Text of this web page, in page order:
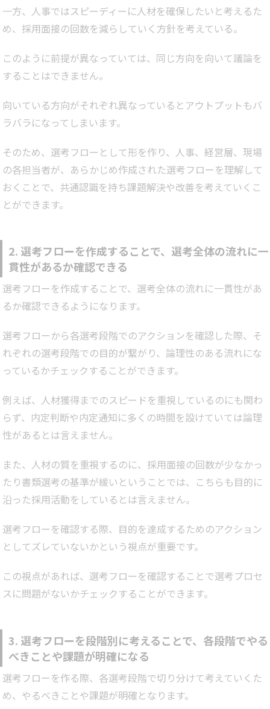
一方、人事ではスピーディーに人材を確保したいと考えるた
め、採用面接の回数を減らしていく方針を考えている。
このように前提が異なっていては、同じ方向を向いて議論を
することはできません。
向いている方向がそれぞれ異なっているとアウトプットもバ
ラバラになってしまいます。
そのため、選考フローとして形を作り、人事、経営層、現場
の各担当者が、あらかじめ作成された選考フローを理解して
おくことで、共通認識を持ち課題解決や改善を考えていくこ
とができます。
2. 選考フローを作成することで、選考全体の流れに一
貫性があるか確認できる
選考フローを作成することで、選考全体の流れに一貫性があ
るか確認できるようになります。
選考フローから各選考段階でのアクションを確認した際、そ
れぞれの選考段階での目的が繋がり、論理性のある流れにな
っているかチェックすることができます。
例えば、人材獲得までのスピードを重視しているのにも関わ
らず、内定判断や内定通知に多くの時間を設けていては論理
性があるとは言えません。
また、人材の質を重視するのに、採用面接の回数が少なかっ
たり書類選考の基準が緩いということでは、こちらも目的に
沿った採用活動をしているとは言えません。
選考フローを確認する際、目的を達成するためのアクション
としてズレていないかという視点が重要です。
この視点があれば、選考フローを確認することで選考プロセ
スに問題がないかチェックすることができます。
3. 選考フローを段階別に考えることで、各段階でやる
べきことや課題が明確になる
選考フローを作る際、各選考段階で切り分けて考えていくた
め、やるべきことや課題が明確となります。